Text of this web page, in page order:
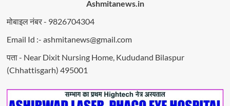
Ashmitanews.in
मोबाइल नंबर - 9826704304
Email Id :- ashmitanews@gmail.com
पता - Near Dixit Nursing Home, Kududand Bilaspur
(Chhattisgarh) 495001